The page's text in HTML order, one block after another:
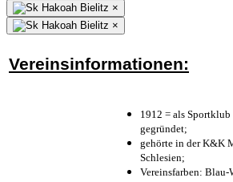
×
×
Vereinsinformationen:
1912 = als
gegründet;
gehörte in der K&K
Schlesien;
Vereinsfarben: Blau-